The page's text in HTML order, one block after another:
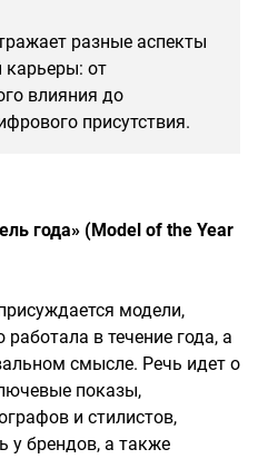
разные аспекты
карьеры: от
влияния до
присутствия.
года» (Model of the Year
модели,
в течение года, а
смысле. Речь идет о
показы,
и стилистов,
у брендов, а также